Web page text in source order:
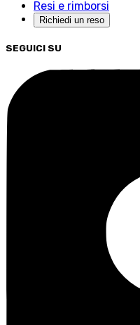
Resi e rimborsi
Richiedi un reso
SEGUICI SU